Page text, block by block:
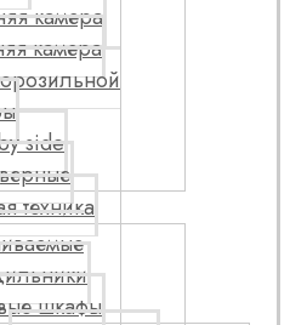
камера
камера
side
техника
шкафы